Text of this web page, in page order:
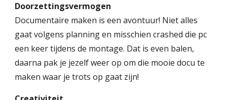
Doorzettingsvermogen
Documentaire maken is een avontuur! Niet alles
gaat volgens planning en misschien crashed die pc
een keer tijdens de montage. Dat is even balen,
daarna pak je jezelf weer op om die mooie docu te
maken waar je trots op gaat zijn!